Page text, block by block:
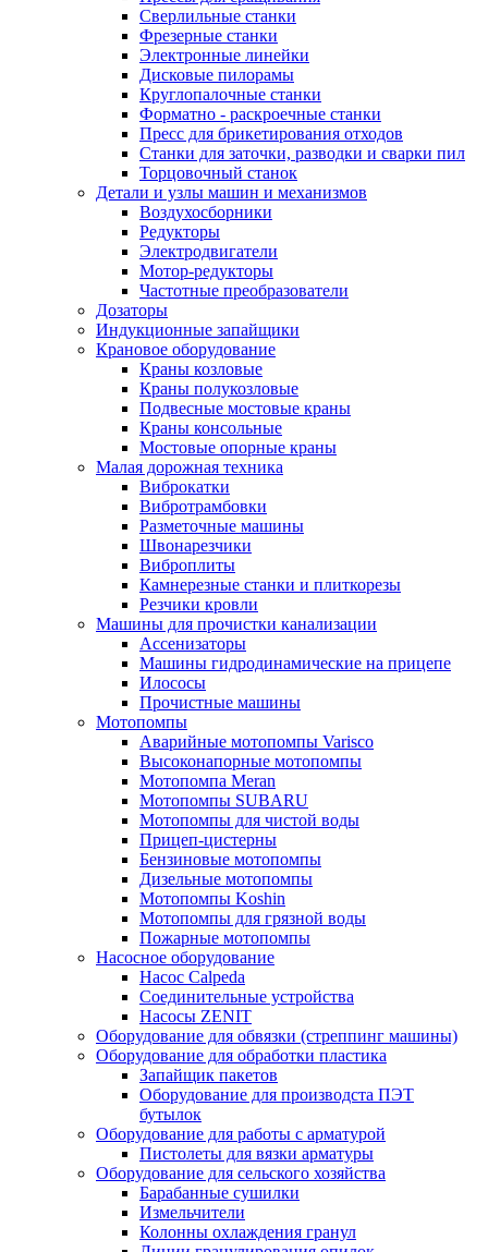
Сверлильные станки
Фрезерные станки
Электронные линейки
Дисковые пилорамы
Круглопалочные станки
Форматно - раскроечные станки
Пресс для брикетирования отходов
Станки для заточки, разводки и сварки пил
Торцовочный станок
Детали и узлы машин и механизмов
Воздухосборники
Редукторы
Электродвигатели
Мотор-редукторы
Частотные преобразователи
Дозаторы
Индукционные запайщики
Крановое оборудование
Краны козловые
Краны полукозловые
Подвесные мостовые краны
Краны консольные
Мостовые опорные краны
Малая дорожная техника
Виброкатки
Вибротрамбовки
Разметочные машины
Швонарезчики
Виброплиты
Камнерезные станки и плиткорезы
Резчики кровли
Машины для прочистки канализации
Ассенизаторы
Машины гидродинамические на прицепе
Илососы
Прочистные машины
Мотопомпы
Аварийные мотопомпы Varisco
Высоконапорные мотопомпы
Мотопомпа Meran
Мотопомпы SUBARU
Мотопомпы для чистой воды
Прицеп-цистерны
Бензиновые мотопомпы
Дизельные мотопомпы
Мотопомпы Koshin
Мотопомпы для грязной воды
Пожарные мотопомпы
Насосное оборудование
Насос Calpeda
Соединительные устройства
Насосы ZENIT
Оборудование для обвязки (стреппинг машины)
Оборудование для обработки пластика
Запайщик пакетов
Оборудование для производста ПЭТ
бутылок
Оборудование для работы с арматурой
Пистолеты для вязки арматуры
Оборудование для сельского хозяйства
Барабанные сушилки
Измельчители
Колонны охлаждения гранул